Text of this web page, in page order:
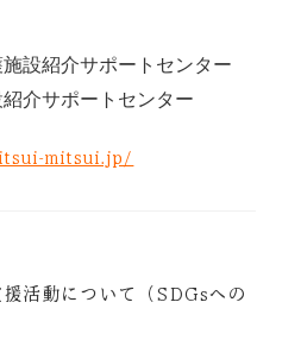
設紹介サポートセンター
介サポートセンター
mitsui.jp/
活動について（SDGsへの